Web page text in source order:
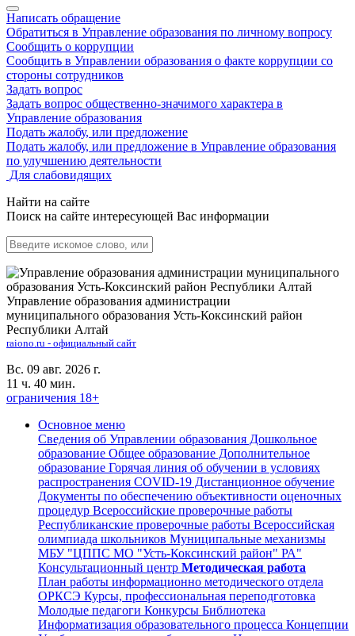
Написать обращение
Обратиться в Управление образования по личному вопросу
Сообщить о коррупции
Сообщить в Управлении образования о факте коррупции со
стороны сотрудников
Задать вопрос
Задать вопрос общественно-значимого характера в
Управление образования
Подать жалобу, или предложение
Подать жалобу, или предложение в Управление образования
по улучшению деятельности
Для слабовидящих
Найти на сайте
Поиск на сайте интересующей Вас информации
Управление образования администрации
муниципального образования Усть-Коксинский район
Республики Алтай
raiono.ru - официальный сайт
Вс. 09 авг. 2026 г.
11 ч. 40 мин.
ограничения 18+
Основное меню
Сведения об Управлении образования Дошкольное
образование Общее образование Дополнительное
образование Горячая линия об обучении в условиях
распространения COVID-19 Дистанционное обучение
Документы по обеспечению объективности оценочных
процедур Всероссийские проверочные работы
Республиканские проверочные работы Всероссийская
олимпиада школьников Муниципальные механизмы
МБУ "ЦППС МО "Усть-Коксинский район" РА"
Консультационный центр Методическая работа
План работы информационно методического отдела
ОРКСЭ Курсы, профессиональная переподготовка
Молодые педагоги Конкурсы Библиотека
Информатизация образовательного процесса Концепции